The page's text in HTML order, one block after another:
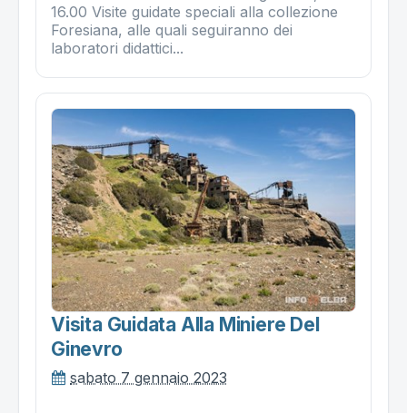
16.00 Visite guidate speciali alla collezione
Foresiana, alle quali seguiranno dei
laboratori didattici...
Visita Guidata Alla Miniere Del
Ginevro
sabato 7 gennaio 2023